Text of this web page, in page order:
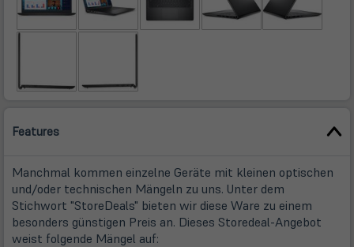
Features
Manchmal kommen einzelne Geräte mit kleinen optischen
und/oder technischen Mängeln zu uns. Unter dem
Stichwort "StoreDeals" bieten wir diese Ware zu einem
besonders günstigen Preis an. Dieses Storedeal-Angebot
weist folgende Mängel auf: